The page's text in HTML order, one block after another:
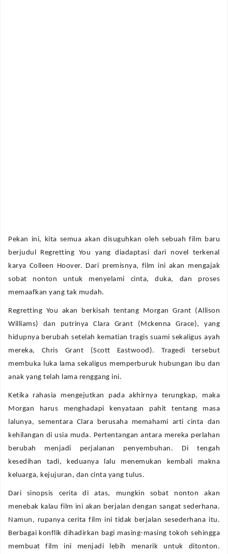
Pekan ini, kita semua akan disuguhkan oleh sebuah film baru
berjudul Regretting You yang diadaptasi dari novel terkenal
karya Colleen Hoover. Dari premisnya, film ini akan mengajak
sobat nonton untuk menyelami cinta, duka, dan proses
memaafkan yang tak mudah.
Regretting You akan berkisah tentang Morgan Grant (Allison
Williams) dan putrinya Clara Grant (Mckenna Grace), yang
hidupnya berubah setelah kematian tragis suami sekaligus ayah
mereka, Chris Grant (Scott Eastwood). Tragedi tersebut
membuka luka lama sekaligus memperburuk hubungan ibu dan
anak yang telah lama renggang ini.
Ketika rahasia mengejutkan pada akhirnya terungkap, maka
Morgan harus menghadapi kenyataan pahit tentang masa
lalunya, sementara Clara berusaha memahami arti cinta dan
kehilangan di usia muda. Pertentangan antara mereka perlahan
berubah menjadi perjalanan penyembuhan. Di tengah
kesedihan tadi, keduanya lalu menemukan kembali makna
keluarga, kejujuran, dan cinta yang tulus.
Dari sinopsis cerita di atas, mungkin sobat nonton akan
menebak kalau film ini akan berjalan dengan sangat sederhana.
Namun, rupanya cerita film ini tidak berjalan sesederhana itu.
Berbagai konflik dihadirkan bagi masing-masing tokoh sehingga
membuat film ini menjadi lebih menarik untuk ditonton.